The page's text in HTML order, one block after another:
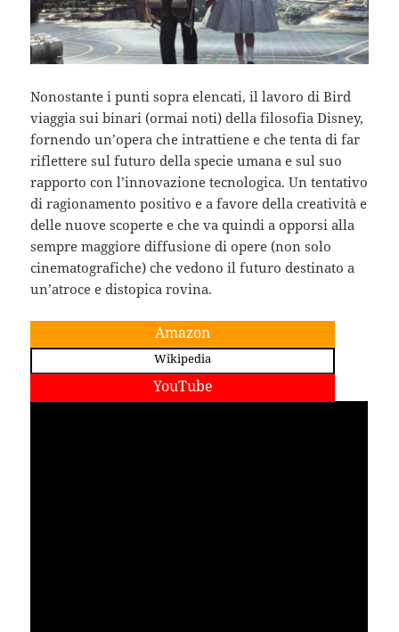
Nonostante i punti sopra elencati, il lavoro di Bird
viaggia sui binari (ormai noti) della filosofia Disney,
fornendo un’opera che intrattiene e che tenta di far
riflettere sul futuro della specie umana e sul suo
rapporto con l’innovazione tecnologica. Un tentativo
di ragionamento positivo e a favore della creatività e
delle nuove scoperte e che va quindi a opporsi alla
sempre maggiore diffusione di opere (non solo
cinematografiche) che vedono il futuro destinato a
un’atroce e distopica rovina.
Amazon
Wikipedia
YouTube